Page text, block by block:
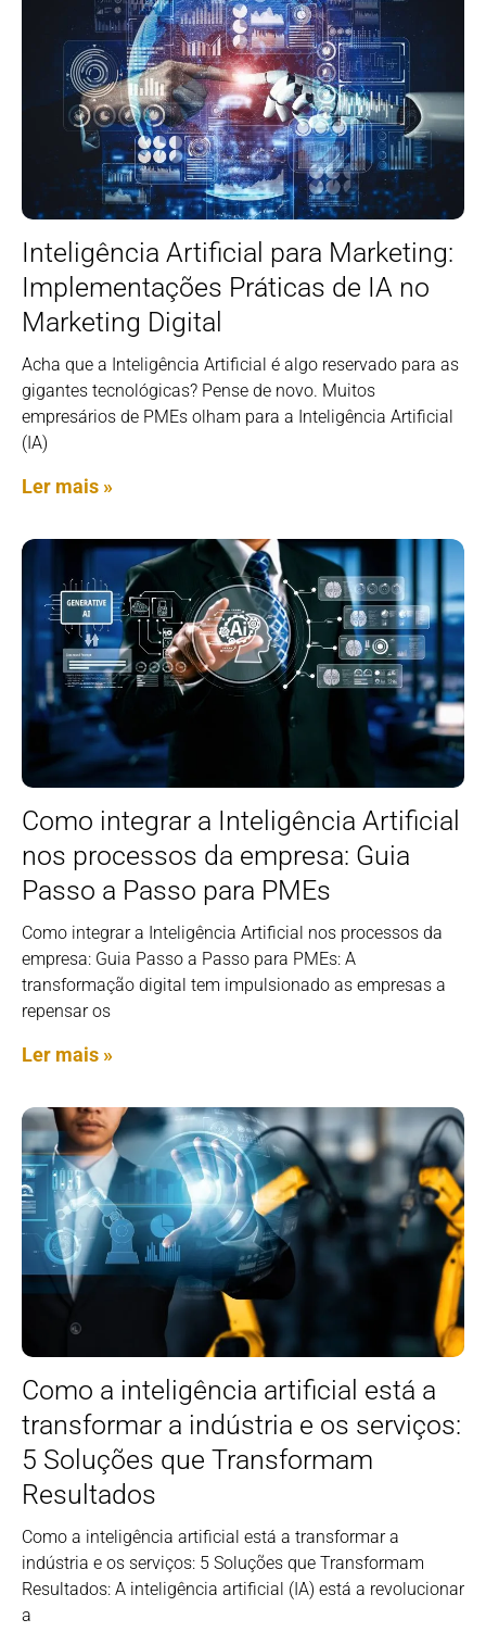
Inteligência Artificial para Marketing:
Implementações Práticas de IA no
Marketing Digital
Acha que a Inteligência Artificial é algo reservado para as
gigantes tecnológicas? Pense de novo. Muitos
empresários de PMEs olham para a Inteligência Artificial
(IA)
Ler mais »
Como integrar a Inteligência Artificial
nos processos da empresa: Guia
Passo a Passo para PMEs
Como integrar a Inteligência Artificial nos processos da
empresa: Guia Passo a Passo para PMEs: A
transformação digital tem impulsionado as empresas a
repensar os
Ler mais »
Como a inteligência artificial está a
transformar a indústria e os serviços:
5 Soluções que Transformam
Resultados
Como a inteligência artificial está a transformar a
indústria e os serviços: 5 Soluções que Transformam
Resultados: A inteligência artificial (IA) está a revolucionar
a